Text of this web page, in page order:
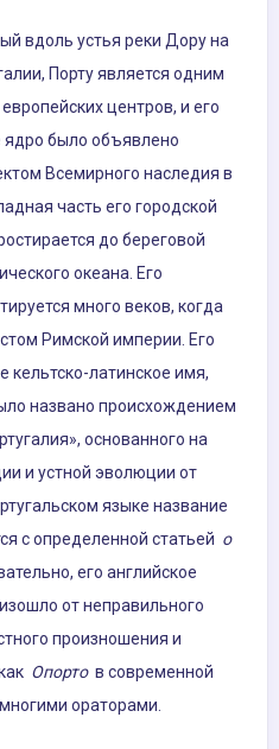
вдоль устья реки Дору на
Порту является одним
центров, и его
ядро ​​было объявлено
Всемирного наследия в
часть его городской
до береговой
океана. Его
много веков, когда
Римской империи. Его
кельтско-латинское имя,
названо происхождением
основанного на
и устной эволюции от
языке название
с определенной статьей о
его английское
от неправильного
произношения и
Опортов современной
ораторами.